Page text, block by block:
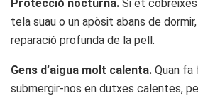
Protecció nocturna. Si et
tela suau o un apòsit abans de
reparació profunda de la pell.
Gens d’aigua molt calenta. Quan fa
submergir-nos en dutxes calentes,